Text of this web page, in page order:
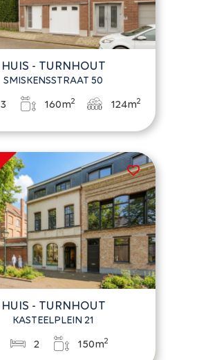
HUIS - TURNHOUT
SMISKENSSTRAAT 50
3 160m2 124m2
HUIS - TURNHOUT
KASTEELPLEIN 21
2 150m2